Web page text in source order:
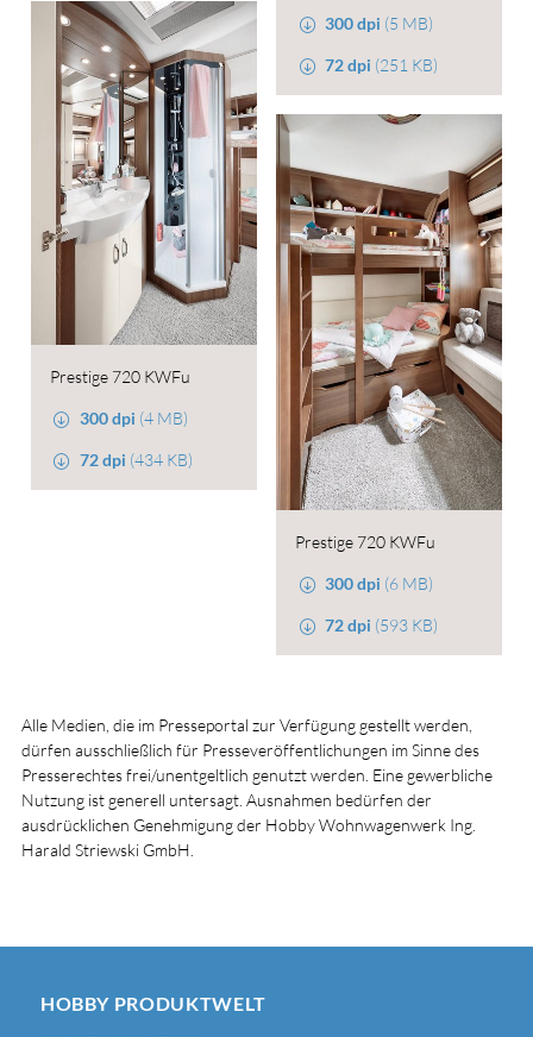
300 dpi (5 MB)
72 dpi (251 KB)
Prestige 720 KWFu
300 dpi (4 MB)
72 dpi (434 KB)
Prestige 720 KWFu
300 dpi (6 MB)
72 dpi (593 KB)
Alle Medien, die im Presseportal zur Verfügung gestellt werden,
dürfen ausschließlich für Presseveröffentlichungen im Sinne des
Presserechtes frei/unentgeltlich genutzt werden. Eine gewerbliche
Nutzung ist generell untersagt. Ausnahmen bedürfen der
ausdrücklichen Genehmigung der Hobby Wohnwagenwerk Ing.
Harald Striewski GmbH.
HOBBY PRODUKTWELT